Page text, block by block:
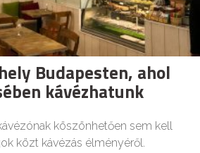
Budapesten, ahol
kávézhatunk
köszönhetően sem kell
közt kávézás élményéről.